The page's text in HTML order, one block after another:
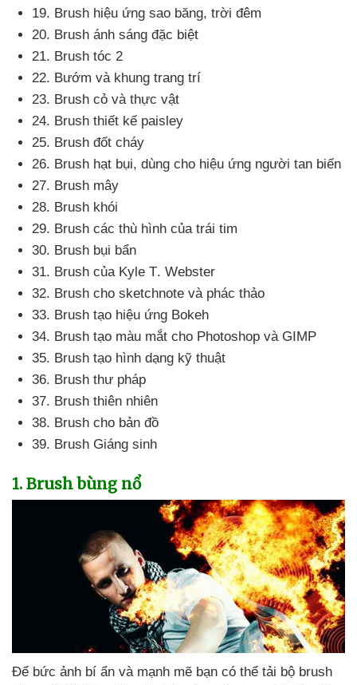
19. Brush hiệu ứng sao băng, trời đêm
20. Brush ánh sáng đặc biệt
21. Brush tóc 2
22. Bướm và khung trang trí
23. Brush cỏ và thực vật
24. Brush thiết kế paisley
25. Brush đốt cháy
26. Brush hạt bụi, dùng cho hiệu ứng người tan biến
27. Brush mây
28. Brush khói
29. Brush các thù hình của trái tim
30. Brush bụi bẩn
31. Brush của Kyle T. Webster
32. Brush cho sketchnote và phác thảo
33. Brush tạo hiệu ứng Bokeh
34. Brush tạo màu mắt cho Photoshop và GIMP
35. Brush tạo hình dạng kỹ thuật
36. Brush thư pháp
37. Brush thiên nhiên
38. Brush cho bản đồ
39. Brush Giáng sinh
1. Brush bùng nổ
Để bức ảnh bí ẩn và mạnh mẽ bạn có thể tải bộ brush